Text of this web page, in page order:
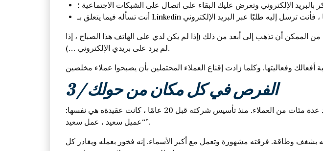
الإلكتروني وتعرض عليك البقاء على اتصال على الشبكات الاجتماعية ؛
أن تذهب إلى أبعد من ذلك (إذا لم يكن لدي على الهاتف هذا الصباح ، إذا
لم يرد على بريدي الإلكتروني …).
3 / الفرص في كل مكان من حولك
موريس ، 45 سنة ، هو رئيس شركة تنظيف صغيرة. يعمل ثلاثون موظفًا بابتسامة عند عدة مئات من العملاء. منذ تأسيس شركته قبل 20 عامًا ، كانت عقيدةه هي نفسها:
“عميل سعيد ، عمل سعيد”.
وطاقة. فرقته مشهورة وتعمل مع أكبر الأسماء. إنه فخور بعمله ويغادر كل